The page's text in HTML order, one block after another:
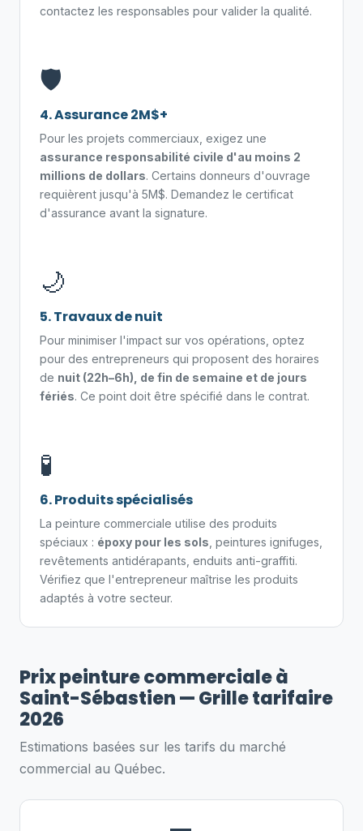
contactez les responsables pour valider la qualité.
🛡️
4. Assurance 2M$+
Pour les projets commerciaux, exigez une
assurance responsabilité civile d'au moins 2
millions de dollars. Certains donneurs d'ouvrage
requièrent jusqu'à 5M$. Demandez le certificat
d'assurance avant la signature.
🌙
5. Travaux de nuit
Pour minimiser l'impact sur vos opérations, optez
pour des entrepreneurs qui proposent des horaires
de nuit (22h–6h), de fin de semaine et de jours
fériés. Ce point doit être spécifié dans le contrat.
🧪
6. Produits spécialisés
La peinture commerciale utilise des produits
spéciaux : époxy pour les sols , peintures ignifuges,
revêtements antidérapants, enduits anti-graffiti.
Vérifiez que l'entrepreneur maîtrise les produits
adaptés à votre secteur.
Prix peinture commerciale à
Saint-Sébastien — Grille tarifaire
2026
Estimations basées sur les tarifs du marché
commercial au Québec.